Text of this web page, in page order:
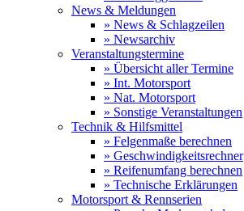
News & Meldungen
» News & Schlagzeilen
» Newsarchiv
Veranstaltungstermine
» Übersicht aller Termine
» Int. Motorsport
» Nat. Motorsport
» Sonstige Veranstaltungen
Technik & Hilfsmittel
» Felgenmaße berechnen
» Geschwindigkeitsrechner
» Reifenumfang berechnen
» Technische Erklärungen
Motorsport & Rennserien